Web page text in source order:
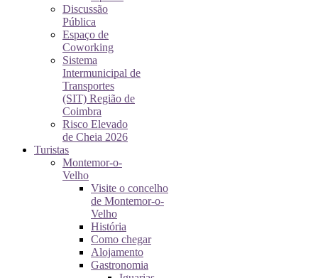
Discussão
Pública
Espaço de
Coworking
Sistema
Intermunicipal de
Transportes
(SIT) Região de
Coimbra
Risco Elevado
de Cheia 2026
Turistas
Montemor-o-
Velho
Visite o concelho
de Montemor-o-
Velho
História
Como chegar
Alojamento
Gastronomia